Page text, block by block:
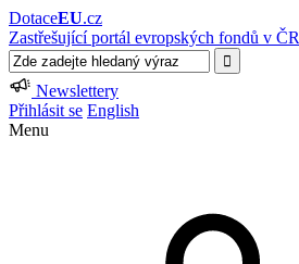
DotaceEU.cz
Zastřešující portál evropských fondů v ČR
Newslettery
Přihlásit se English
Menu